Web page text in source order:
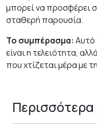
μπορεί να προσφέρει
σταθερή παρουσία.
Το συμπέρασμα: Αυτό
είναι η τελειότητα,
που χτίζεται μέρα με